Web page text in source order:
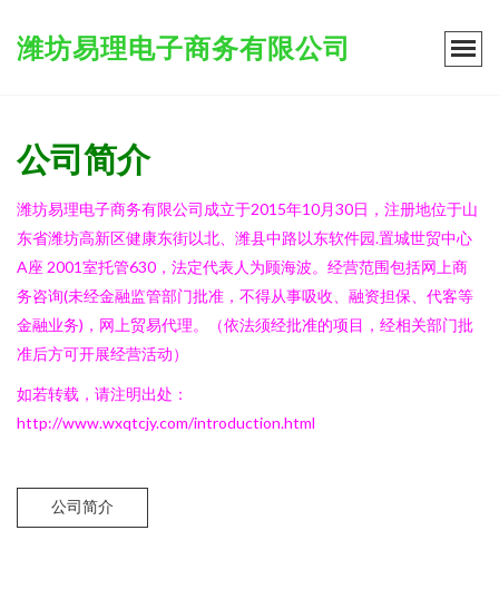
潍坊易理电子商务有限公司
公司简介
潍坊易理电子商务有限公司成立于2015年10月30日，注册地位于山
东省潍坊高新区健康东街以北、潍县中路以东软件园.置城世贸中心
A座 2001室托管630，法定代表人为顾海波。经营范围包括网上商
务咨询(未经金融监管部门批准，不得从事吸收、融资担保、代客等
金融业务)，网上贸易代理。（依法须经批准的项目，经相关部门批
准后方可开展经营活动）
如若转载，请注明出处：
http://www.wxqtcjy.com/introduction.html
公司简介